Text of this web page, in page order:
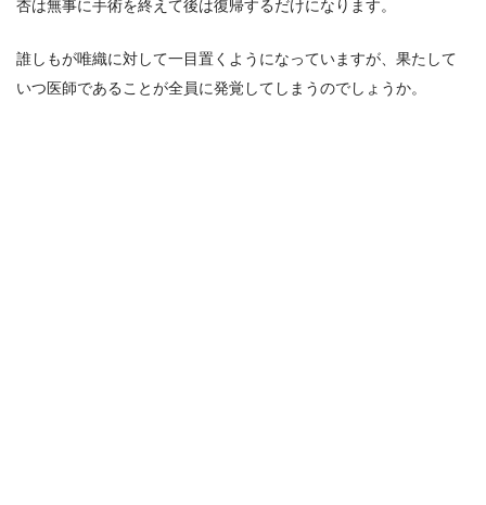
杏は無事に手術を終えて後は復帰するだけになります。
誰しもが唯織に対して一目置くようになっていますが、果たして
いつ医師であることが全員に発覚してしまうのでしょうか。